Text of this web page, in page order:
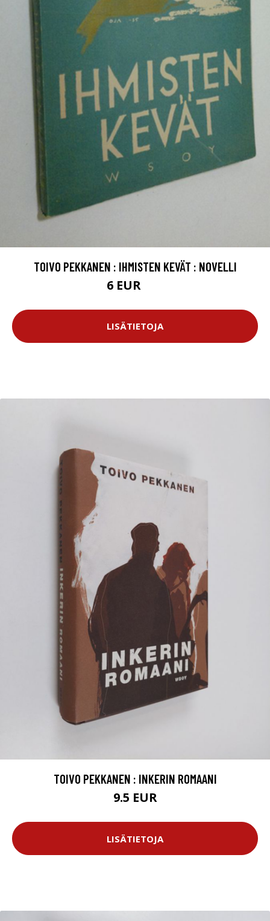
TOIVO PEKKANEN : IHMISTEN KEVÄT : NOVELLI
6 EUR
LISÄTIETOJA
TOIVO PEKKANEN : INKERIN ROMAANI
9.5 EUR
LISÄTIETOJA